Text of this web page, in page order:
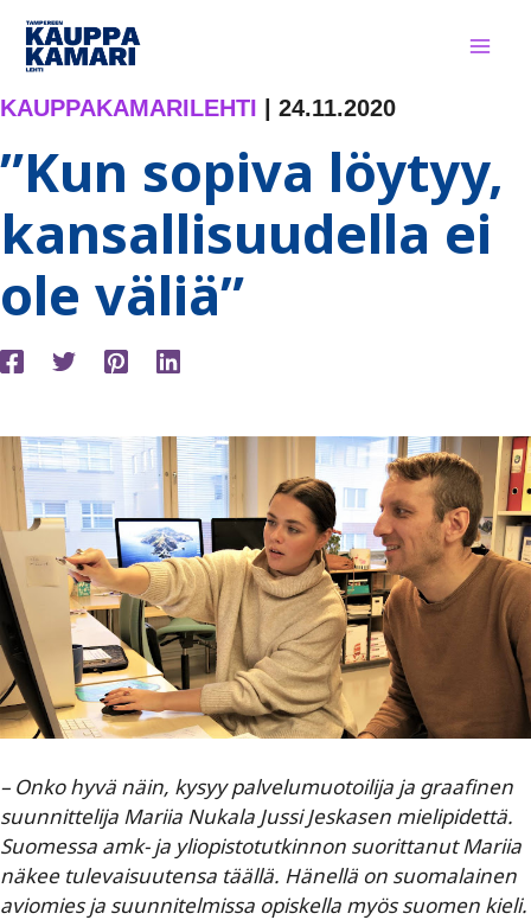
Siirry
sisältöön
KAUPPAKAMARILEHTI 24.11.2020
”Kun sopiva löytyy,
kansallisuudella ei
ole väliä”
– Onko hyvä näin, kysyy palvelumuotoilija ja graafinen
suunnittelija Mariia Nukala Jussi Jeskasen mielipidettä.
Suomessa amk- ja yliopistotutkinnon suorittanut Mariia
näkee tulevaisuutensa täällä. Hänellä on suomalainen
aviomies ja suunnitelmissa opiskella myös suomen kieli.